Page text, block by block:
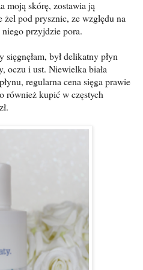
moją skórę, zostawia ją
pod prysznic, ze względu na
przyjdzie pora.
był delikatny płyn
oczu i ust. Niewielka biała
regularna cena sięga prawie
również kupić w częstych